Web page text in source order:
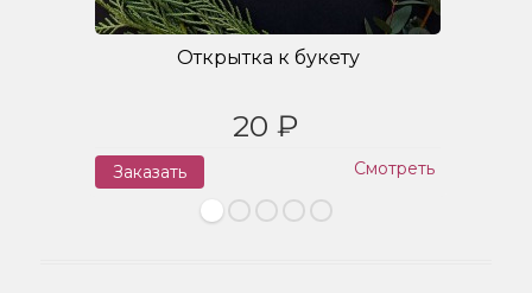
Открытка к букету
20 ₽
Заказать Смотреть